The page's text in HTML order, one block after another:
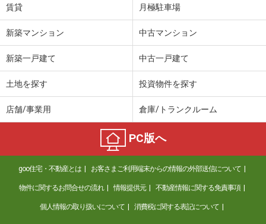
賃貸 月極駐車場
新築マンション 中古マンション
新築一戸建て 中古一戸建て
土地を探す 投資物件を探す
店舗/事業用 倉庫/トランクルーム
PC版へ
goo住宅・不動産とは お客さまご利用端末からの情報の外部送信について
物件に関するお問合せの流れ 情報提供元 不動産情報に関する免責事項
個人情報の取り扱いについて 消費税に関する表記について